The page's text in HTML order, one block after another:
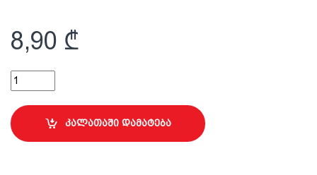
8,90 ₾
25 სმ ლილვაკი სახელურით ზეთოვანი საღებავისთვის
კალათაში დამატება